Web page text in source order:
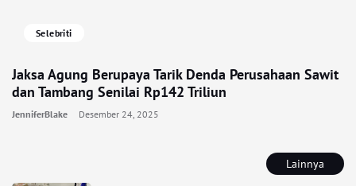
Lainnya
Selebriti
Jaksa Agung Berupaya Tarik Denda Perusahaan Sawit
dan Tambang Senilai Rp142 Triliun
JenniferBlake Desember 24, 2025